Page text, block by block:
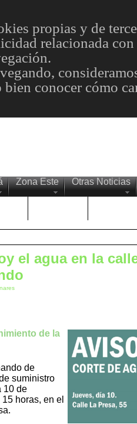
propias y de
relacionada
conocer cómo
Zona Este Otras Noticias
el agua en la
de la
de
suministro
10 de
horas, en el